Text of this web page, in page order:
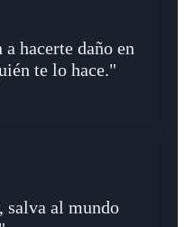
hacerte daño en
te lo hace."
salva al mundo